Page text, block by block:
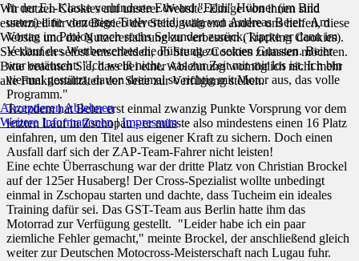
In der E1-Klasse verhinderte Edward "Eddi" Hübner (im Bild
unten) eine vorzeitige Titelverteidigung von Andreas Beier. Am
Vortag im Prolog noch sechs Sekunden zurück, kippte er dann im
Verlauf des Wettbewerbes die Führung zu seinen Gunsten. Beier
war entäuscht: "Ich weiß nicht, was zur Zeit mit mir los ist. Ich bin
viermal gestürzt, davon dreimal so richtig mit Motor aus, das volle
Programm."
Trotzdem hat Beier erst einmal zwanzig Punkte Vorsprung vor dem
letzten Lauf in Zschopau - er müsste also mindestens einen 16 Platz
einfahren, um den Titel aus eigener Kraft zu sichern. Doch einen
Ausfall darf sich der ZAP-Team-Fahrer nicht leisten!
Eine echte Überraschung war der dritte Platz von Christian Brockel
auf der 125er Husaberg! Der Cross-Spezialist wollte unbedingt
einmal in Zschopau starten und dachte, dass Tucheim ein ideales
Training dafür sei. Das GST-Team aus Berlin hatte ihm das
Motorrad zur Verfügung gestellt. "Leider habe ich ein paar
ziemliche Fehler gemacht," meinte Brockel, der anschließend gleich
weiter zur Deutschen Motocross-Meisterschaft nach Lugau fuhr.
Wir nutzen Cookies auf unserer Website. Einige von ihnen sind
essenziell für den Betrieb der Seite, während andere uns helfen, diese
Website und die Nutzererfahrung zu verbessern (Tracking Cookies).
Sie können selbst entscheiden, ob Sie die Cookies zulassen möchten.
Bitte beachten Sie, dass bei einer Ablehnung womöglich nicht mehr
alle Funktionalitäten der Seite zur Verfügung stehen.
AkzeptierenAblehnen
Weitere Informationen|Impressum